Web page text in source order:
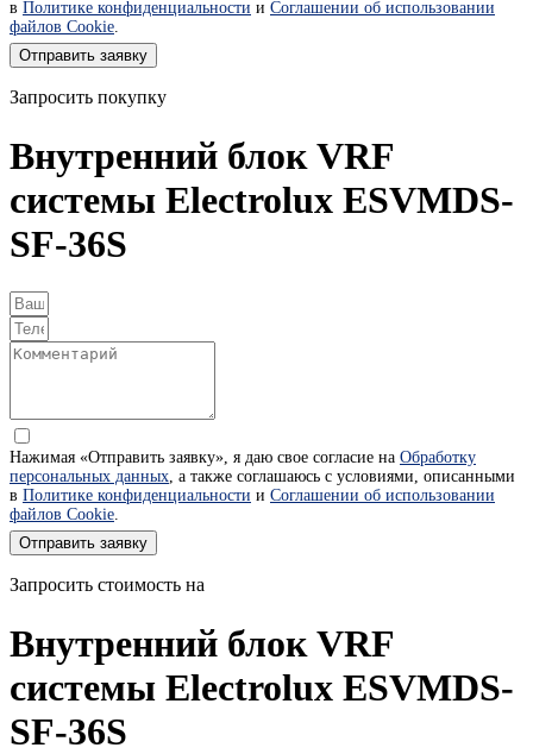
в Политике конфиденциальности и Соглашении об использовании
файлов Cookie.
Отправить заявку
Запросить покупку
Внутренний блок VRF
системы Electrolux ESVMDS-
SF-36S
Нажимая «Отправить заявку», я даю свое согласие на Обработку
персональных данных, а также соглашаюсь с условиями, описанными
в Политике конфиденциальности и Соглашении об использовании
файлов Cookie.
Отправить заявку
Запросить стоимость на
Внутренний блок VRF
системы Electrolux ESVMDS-
SF-36S